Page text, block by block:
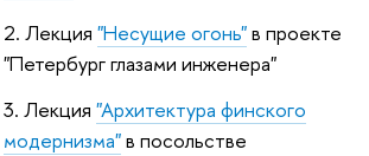
2. Лекция "Несущие огонь"в проекте
"Петербург глазами инженера"
3. Лекция "Архитектура финского
модернизма"в посольстве